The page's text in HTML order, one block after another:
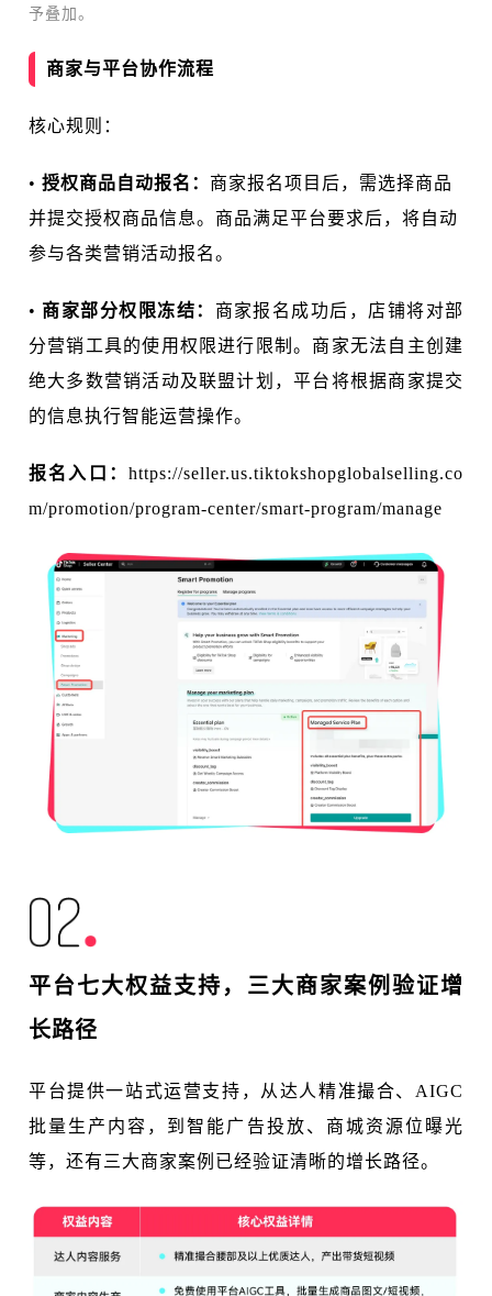
予叠加。
商家与平台协作流程
核心规则：
• 授权商品自动报名： 商家报名项目后，需选择商品
并提交授权商品信息。商品满足平台要求后，将自动
参与各类营销活动报名。
• 商家部分权限冻结： 商家报名成功后，店铺将对部
分营销工具的使用权限进行限制。商家无法自主创建
绝大多数营销活动及联盟计划，平台将根据商家提交
的信息执行智能运营操作。
报名入口： https://seller.us.tiktokshopglobalselling.co
m/promotion/program-center/smart-program/manage
平台七大权益支持，三大商家案例验证增
长路径
平台提供一站式运营支持，从达人精准撮合、AIGC
批量生产内容，到智能广告投放、商城资源位曝光
等，还有三大商家案例已经验证清晰的增长路径。